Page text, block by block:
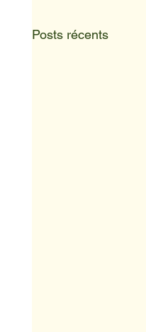
Posts récents